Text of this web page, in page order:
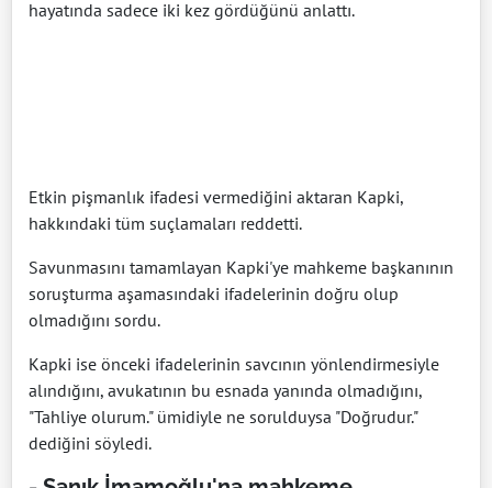
hayatında sadece iki kez gördüğünü anlattı.
Etkin pişmanlık ifadesi vermediğini aktaran Kapki,
hakkındaki tüm suçlamaları reddetti.
Savunmasını tamamlayan Kapki'ye mahkeme başkanının
soruşturma aşamasındaki ifadelerinin doğru olup
olmadığını sordu.
Kapki ise önceki ifadelerinin savcının yönlendirmesiyle
alındığını, avukatının bu esnada yanında olmadığını,
"Tahliye olurum." ümidiyle ne sorulduysa "Doğrudur."
dediğini söyledi.